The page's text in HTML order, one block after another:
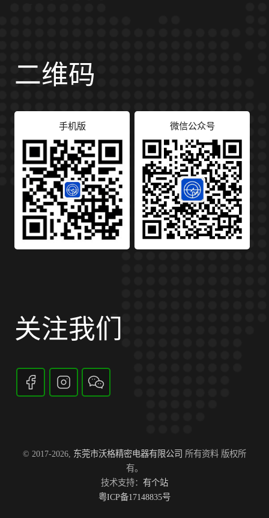
二维码
手机版 微信公众号
关注我们
© 2017-2026, 东莞市沃格精密电器有限公司 所有资料 版权所
有。
技术支持： 有个站
粤ICP备17148835号